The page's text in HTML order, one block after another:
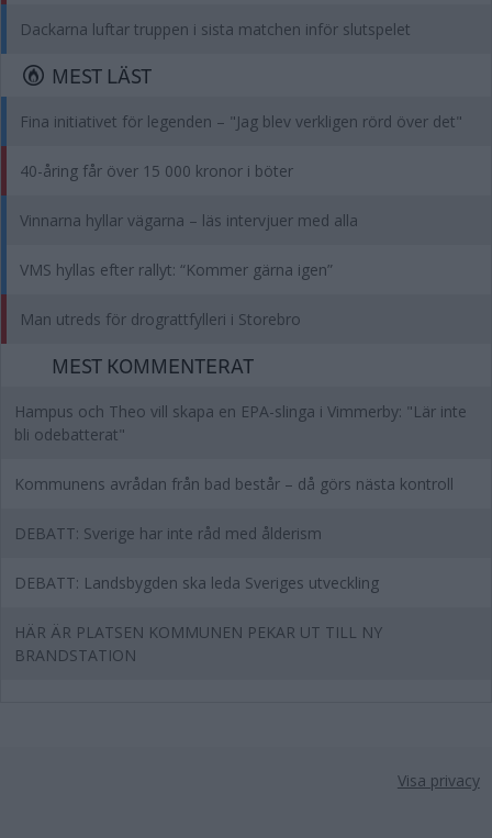
Dackarna luftar truppen i sista matchen inför slutspelet
MEST LÄST
Fina initiativet för legenden – "Jag blev verkligen rörd över det"
40-åring får över 15 000 kronor i böter
Vinnarna hyllar vägarna – läs intervjuer med alla
VMS hyllas efter rallyt: “Kommer gärna igen”
Man utreds för drograttfylleri i Storebro
MEST KOMMENTERAT
Hampus och Theo vill skapa en EPA-slinga i Vimmerby: "Lär inte
bli odebatterat"
Kommunens avrådan från bad består – då görs nästa kontroll
DEBATT: Sverige har inte råd med ålderism
DEBATT: Landsbygden ska leda Sveriges utveckling
HÄR ÄR PLATSEN KOMMUNEN PEKAR UT TILL NY
BRANDSTATION
Visa privacy